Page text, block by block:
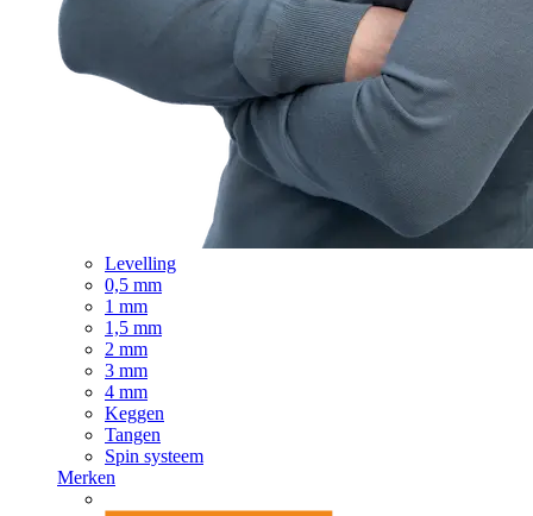
Levelling
0,5 mm
1 mm
1,5 mm
2 mm
3 mm
4 mm
Keggen
Tangen
Spin systeem
Merken